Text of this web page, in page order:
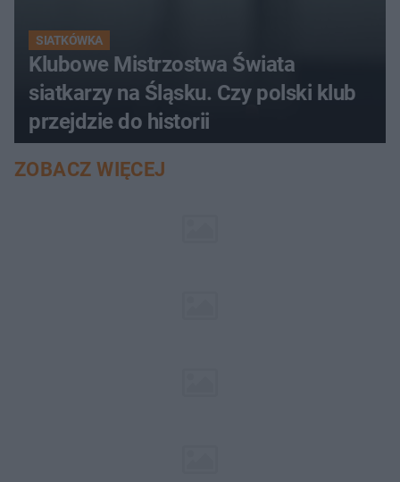
SIATKÓWKA
Klubowe Mistrzostwa Świata
siatkarzy na Śląsku. Czy polski klub
przejdzie do historii
ZOBACZ WIĘCEJ